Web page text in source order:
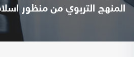
المنهج التربوي من منظور